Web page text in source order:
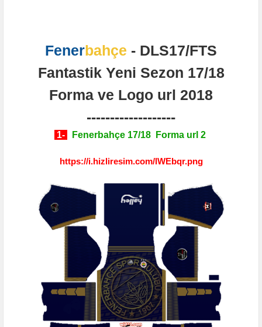
Fenerbahçe - DLS17/FTS
Fantastik Yeni Sezon 17/18
Forma ve Logo url 2018
-------------------
1- Fenerbahçe 17/18 Forma url 2
https://i.hizliresim.com/lWEbqr.png